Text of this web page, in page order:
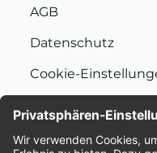
AGB
Datenschutz
Cookie-